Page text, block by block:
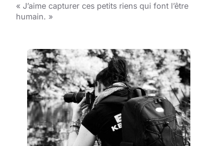
« J’aime capturer ces petits riens qui font l’être
humain. »